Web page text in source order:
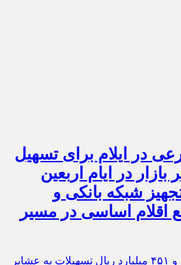
فرعی در ایلام برای تسهیل
در ایام اربعین
تجهیز شبکه بانکی و
اقلام اساسی در مسیر